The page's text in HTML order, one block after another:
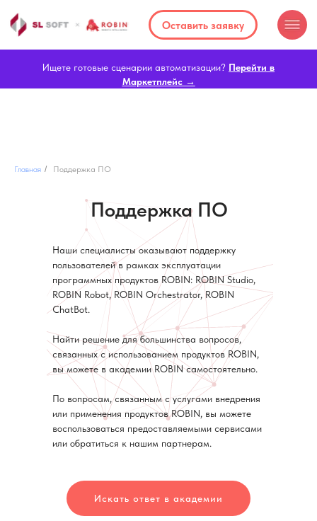
Оставить заявку
Ищете готовые сценарии автоматизации? Перейти в
Маркетплейс →
Главная / Поддержка ПО
Поддержка ПО
Наши специалисты оказывают поддержку
пользователей в рамках эксплуатации
программных продуктов ROBIN: ROBIN Studio,
ROBIN Robot, ROBIN Orchestrator, ROBIN
ChatBot.
Найти решение для большинства вопросов,
связанных с использованием продуктов ROBIN,
вы можете в академии ROBIN самостоятельно.
По вопросам, связанным с услугами внедрения
или применения продуктов ROBIN, вы можете
воспользоваться предоставляемыми сервисами
или обратиться к нашим партнерам.
Искать ответ в академии